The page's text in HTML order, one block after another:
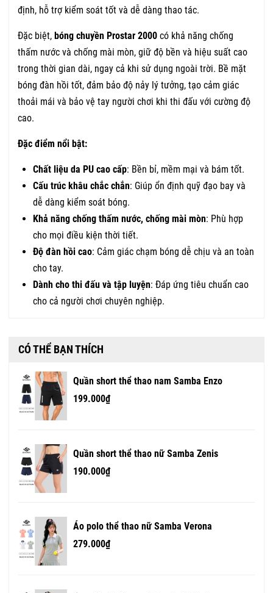
định, hỗ trợ kiểm soát tốt và dễ dàng thao tác.
Đặc biệt, bóng chuyền Prostar 2000 có khả năng chống
thấm nước và chống mài mòn, giữ độ bền và hiệu suất cao
trong thời gian dài, ngay cả khi sử dụng ngoài trời. Bề mặt
bóng đàn hồi tốt, đảm bảo độ nảy lý tưởng, tạo cảm giác
thoải mái và bảo vệ tay người chơi khi thi đấu với cường độ
cao.
Đặc điểm nổi bật:
Chất liệu da PU cao cấp: Bền bỉ, mềm mại và bám tốt.
Cấu trúc khâu chắc chắn: Giúp ổn định quỹ đạo bay và
dễ dàng kiểm soát bóng.
Khả năng chống thấm nước, chống mài mòn: Phù hợp
cho mọi điều kiện thời tiết.
Độ đàn hồi cao: Cảm giác chạm bóng dễ chịu và an toàn
cho tay.
Dành cho thi đấu và tập luyện: Đáp ứng tiêu chuẩn cao
cho cả người chơi chuyên nghiệp.
CÓ THỂ BẠN THÍCH
Quần short thể thao nam Samba Enzo
199.000₫
Quần short thể thao nữ Samba Zenis
190.000₫
Áo polo thể thao nữ Samba Verona
279.000₫